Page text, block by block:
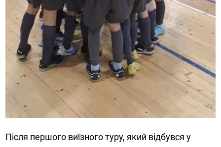
Після першого виїзного туру, який відбувся у